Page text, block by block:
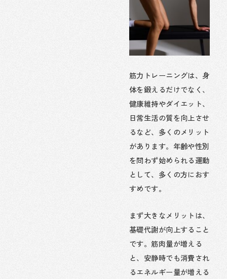
筋力トレーニングは、身
体を鍛えるだけでなく、
健康維持やダイエット、
日常生活の質を向上させ
るなど、多くのメリット
があります。年齢や性別
を問わず始められる運動
として、多くの方におす
すめです。
まず大きなメリットは、
基礎代謝が向上すること
です。筋肉量が増える
と、安静時でも消費され
るエネルギー量が増える